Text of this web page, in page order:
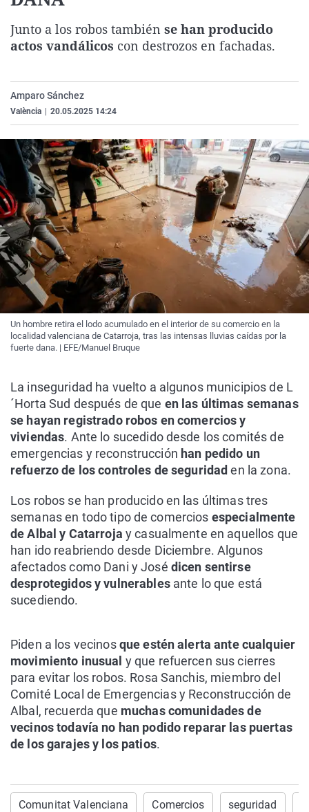
Gente viajera
Retornados
Operación Viuda
Galicia
Navarra
Televisión
Junto a los robos también se han producido
actos vandálicos con destrozos en fachadas.
Amparo Sánchez
València 20.05.2025 14:24
Un hombre retira el lodo acumulado en el interior de su comercio en la
localidad valenciana de Catarroja, tras las intensas lluvias caídas por la
fuerte dana. | EFE/Manuel Bruque
La inseguridad ha vuelto a algunos municipios de L
´Horta Sud después de que en las últimas semanas
se hayan registrado robos en comercios y
viviendas. Ante lo sucedido desde los comités de
emergencias y reconstrucción han pedido un
refuerzo de los controles de seguridaden la zona.
Los robos se han producido en las últimas tres
semanas en todo tipo de comercios especialmente
de Albal y Catarroja y casualmente en aquellos que
han ido reabriendo desde Diciembre. Algunos
afectados como Dani y José dicen sentirse
desprotegidos y vulnerablesante lo que está
sucediendo.
Piden a los vecinosque estén alerta ante cualquier
movimiento inusual y que refuercen sus cierres
para evitar los robos. Rosa Sanchis, miembro del
Comité Local de Emergencias y Reconstrucción de
Albal, recuerda que muchas comunidades de
vecinos todavía no han podido reparar las puertas
de los garajes y los patios.
Comunitat Valenciana Comercios seguridad